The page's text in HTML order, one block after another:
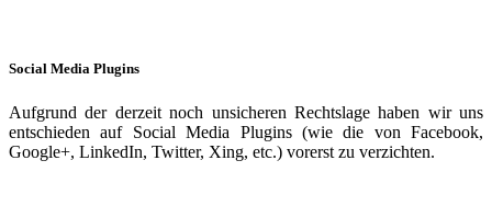
Social Media Plugins
Aufgrund der derzeit noch unsicheren Rechtslage haben wir uns
entschieden auf Social Media Plugins (wie die von Facebook,
Google+, LinkedIn, Twitter, Xing, etc.) vorerst zu verzichten.